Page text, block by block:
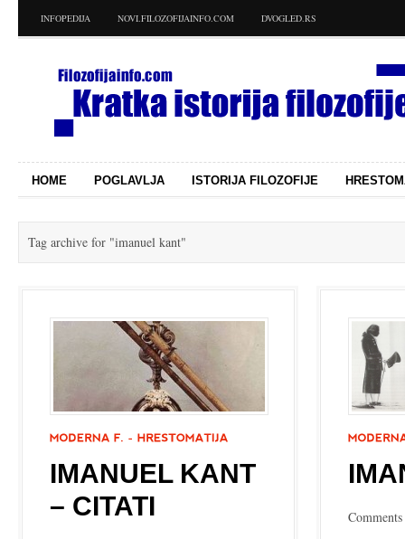
INFOPEDIJA NOVI.FILOZOFIJAINFO.COM DVOGLED.RS
HOME POGLAVLJA ISTORIJA FILOZOFIJE
Tag archive for "imanuel kant"
IMANUEL KANT
– CITATI